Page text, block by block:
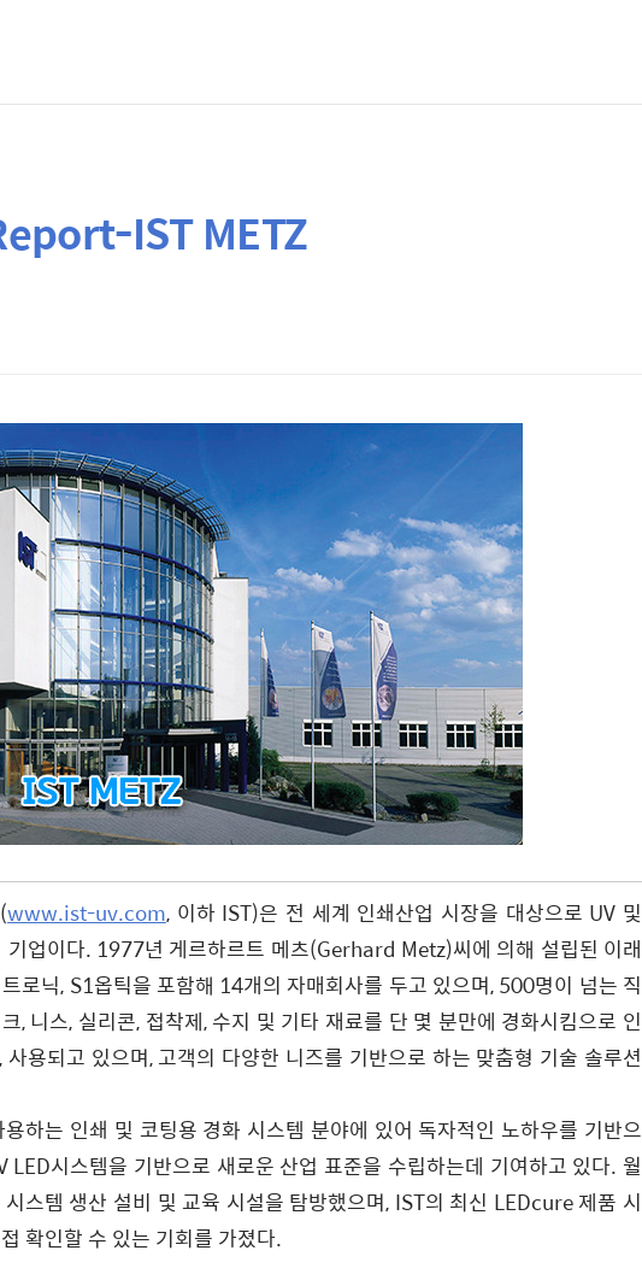
IST METZ
www.ist-uv.com, 이하 IST)은 전 세계 인쇄산업 시장을 대상으로 UV 및
기업이다. 1977년 게르하르트 메츠(Gerhard Metz)씨에 의해 설립된 이래
로닉, S1옵틱을 포함해 14개의 자매회사를 두고 있으며, 500명이 넘는 직
, 니스, 실리콘, 접착제, 수지 및 기타 재료를 단 몇 분만에 경화시킴으로 인
용되고 있으며, 고객의 다양한 니즈를 기반으로 하는 맞춤형 기술 솔루션
하는 인쇄 및 코팅용 경화 시스템 분야에 있어 독자적인 노하우를 기반으
시스템을 기반으로 새로운 산업 표준을 수립하는데 기여하고 있다. 월
스템 생산 설비 및 교육 시설을 탐방했으며, IST의 최신 LEDcure 제품 시
확인할 수 있는 기회를 가졌다.